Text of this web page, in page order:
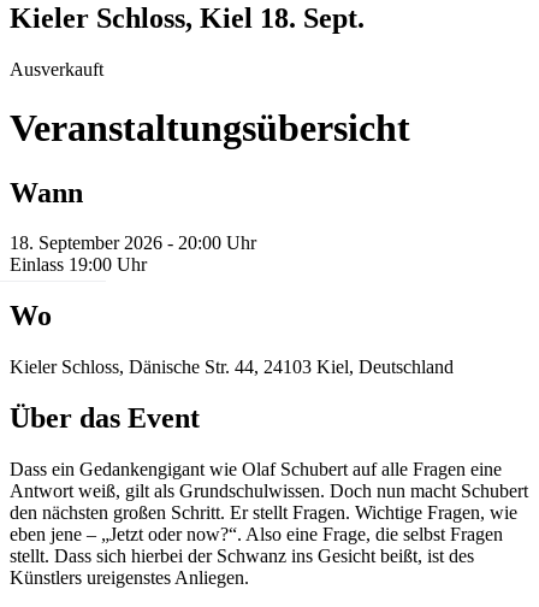
Kieler Schloss, Kiel 18. Sept.
Ausverkauft
Veranstaltungsübersicht
Wann
18. September 2026 - 20:00 Uhr
Einlass 19:00 Uhr
Wo
Kieler Schloss, Dänische Str. 44, 24103 Kiel, Deutschland
Über das Event
Dass ein Gedankengigant wie Olaf Schubert auf alle Fragen eine
Antwort weiß, gilt als Grundschulwissen. Doch nun macht Schubert
den nächsten großen Schritt. Er stellt Fragen. Wichtige Fragen, wie
eben jene – „Jetzt oder now?“. Also eine Frage, die selbst Fragen
stellt. Dass sich hierbei der Schwanz ins Gesicht beißt, ist des
Künstlers ureigenstes Anliegen.